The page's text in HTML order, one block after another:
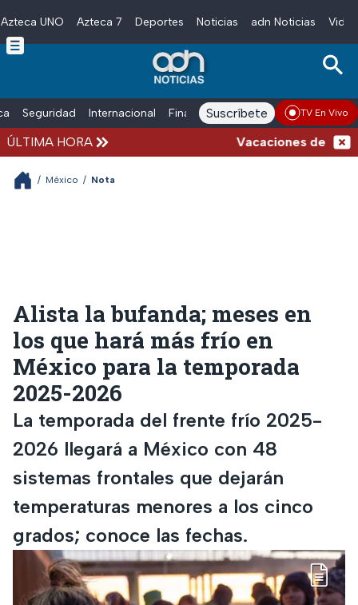
Skip to main content
Azteca UNO Azteca 7 Deportes Noticias adn Noticias
Seguridad Internacional Finanzas adn Noticias Radio
Suscríbete TV En Vivo
ÚLTIMA HORA Vacaciones de
/ México / Nota
Alista la bufanda; meses en
los que hará más frío en
México para la temporada
2025-2026
La temporada del frente frío 2025-
2026 llegará a México con 48
sistemas frontales que dejarán
temperaturas menores a los cinco
grados; conoce las fechas.